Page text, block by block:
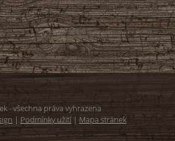
- všechna práva vyhrazena
| Podmínky užití | Mapa stránek